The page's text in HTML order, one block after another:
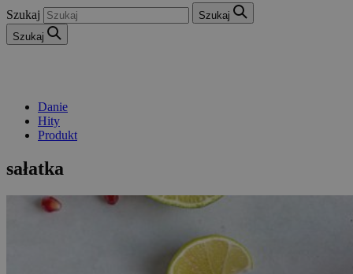
Szukaj
Szukaj
Szukaj
Danie
Hity
Produkt
sałatka